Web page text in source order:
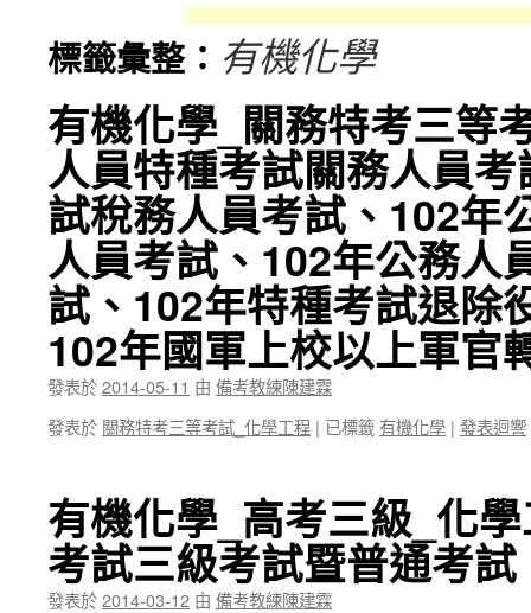
標籤彙整： 有機化學
有機化學_關務特考三等
人員特種考試關務人員
試稅務人員考試、102年
人員考試、102年公務人
試、102年特種考試退除
102年國軍上校以上軍官
發表於2014-05-11 由 備考教練陳建霖
發表於 關務特考三等考試_化學工程 | 已標籤有機化學 | 發表迴響
有機化學_高考三級_化
考試三級考試暨普通考試
發表於2014-03-12 由 備考教練陳建霖